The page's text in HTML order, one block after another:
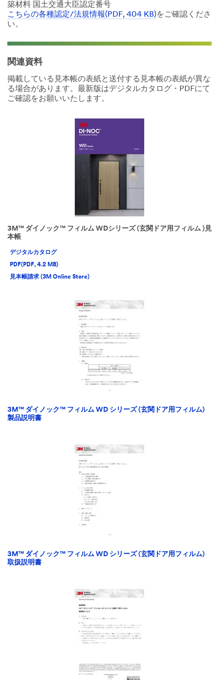
築材料 国土交通大臣認定番号
こちらの各種認定/法規情報(PDF, 404 KB)をご確認くださ
い。
関連資料
掲載している見本帳の表紙と送付する見本帳の表紙が異な
る場合があります。最新版はデジタルカタログ・PDFにて
ご確認をお願いいたします。
3M™ ダイノック™ フィルム WDシリーズ (玄関ドア用フィルム )見
本帳
デジタルカタログ
PDF(PDF, 4.2 MB)
見本帳請求 (3M Online Store)
3M™ ダイノック™ フィルム WD シリーズ (玄関ドア用フィルム)
製品説明書
3M™ ダイノック™ フィルム WD シリーズ (玄関ドア用フィルム)
取扱説明書